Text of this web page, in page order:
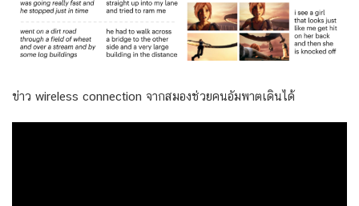
ข่าว wireless connection จากสมองช่วยคนอัมพาตเดินได้